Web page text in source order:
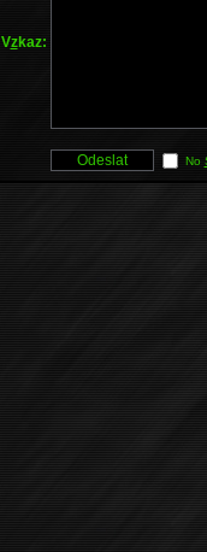
Vzkaz:
No